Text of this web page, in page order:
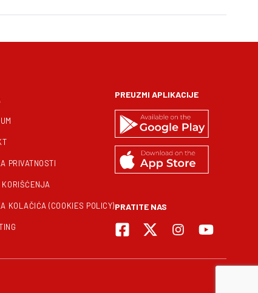
PRIVATNOSTI
KORIŠĆENJA
KOLAČIĆA (COOKIES POLICY)
PREUZMI APLIKACIJE
PRATITE NAS